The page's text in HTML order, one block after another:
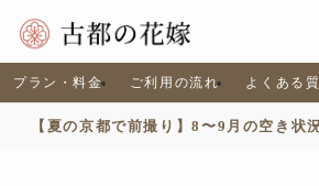
プラン・料金 ご利用の流れ よくある
【夏の京都で前撮り】8〜9月の空き状